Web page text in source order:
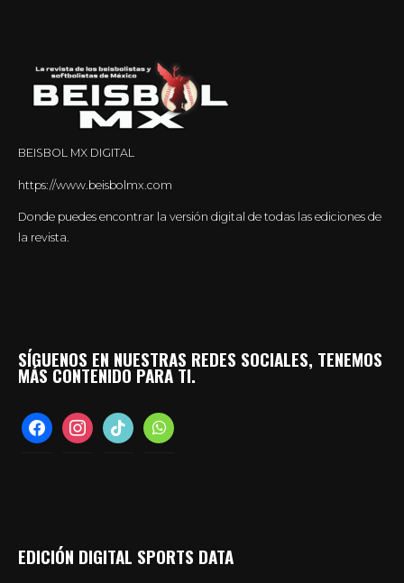
BEISBOL MX DIGITAL
https://www.beisbolmx.com
Donde puedes encontrar la versión digital de todas las ediciones de
la revista.
SÍGUENOS EN NUESTRAS REDES SOCIALES, TENEMOS
MÁS CONTENIDO PARA TI.
facebookinstagramtiktok whatsapp
EDICIÓN DIGITAL SPORTS DATA